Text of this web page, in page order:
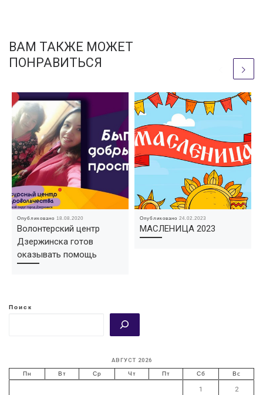
ВАМ ТАКЖЕ МОЖЕТ
ПОНРАВИТЬСЯ
Опубликовано18.08.2020
Волонтерский центр
Дзержинска готов
оказывать помощь
Опубликовано24.02.2023
МАСЛЕНИЦА 2023
Поиск
АВГУСТ 2026
Пн Вт Ср Чт Пт Сб Вс
1 2